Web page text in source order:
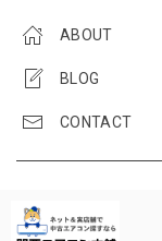
ABOUT
BLOG
CONTACT